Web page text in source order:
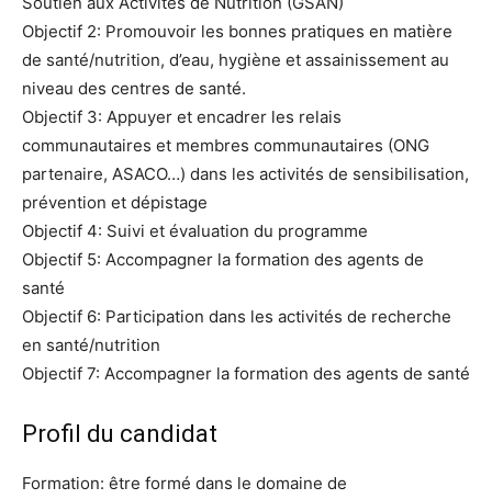
Objectif 2: Promouvoir les bonnes pratiques en matière
de santé/nutrition, d’eau, hygiène et assainissement au
niveau des centres de santé.
Objectif 3: Appuyer et encadrer les relais
communautaires et membres communautaires (ONG
partenaire, ASACO…) dans les activités de sensibilisation,
prévention et dépistage
Objectif 4: Suivi et évaluation du programme
Objectif 5: Accompagner la formation des agents de
santé
Objectif 6: Participation dans les activités de recherche
en santé/nutrition
Objectif 7: Accompagner la formation des agents de santé
Profil du candidat
Formation: être formé dans le domaine de